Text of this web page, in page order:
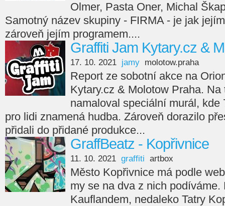
Olmer, Pasta Oner, Michal
Samotný název skupiny - FIRMA - je jak
zároveň jejím programem....
Graffiti Jam Kytary.cz &
17. 10. 2021 jamy molotow.praha
Report ze sobotní akce na
Kytary.cz & Molotow Praha. Na
namaloval speciální murál, kde
pro lidi znamená hudba. Zároveň dorazilo
přidali do přidané produkce...
GraffBeatz - Kopřivnice
11. 10. 2021 graffiti artbox
Město Kopřivnice má podle
my se na dva z nich
Kauflandem, nedaleko Tatry